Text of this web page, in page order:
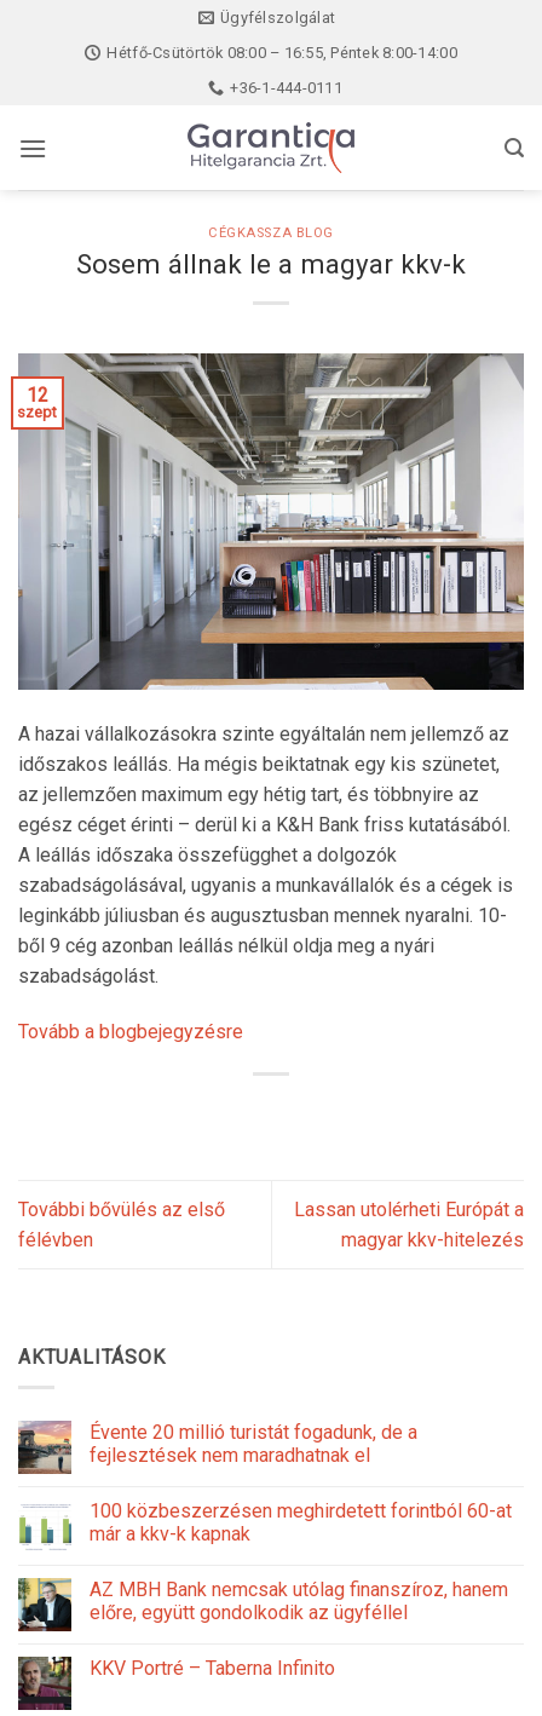
Ügyfélszolgálat
Hétfő-Csütörtök 08:00 – 16:55, Péntek 8:00-14:00
+36-1-444-0111
CÉGKASSZA BLOG
Sosem állnak le a magyar kkv-k
12
szept
A hazai vállalkozásokra szinte egyáltalán nem jellemző az
időszakos leállás. Ha mégis beiktatnak egy kis szünetet,
az jellemzően maximum egy hétig tart, és többnyire az
egész céget érinti – derül ki a K&H Bank friss kutatásából.
A leállás időszaka összefügghet a dolgozók
szabadságolásával, ugyanis a munkavállalók és a cégek is
leginkább júliusban és augusztusban mennek nyaralni. 10-
ből 9 cég azonban leállás nélkül oldja meg a nyári
szabadságolást.
Tovább a blogbejegyzésre
További bővülés az első
félévben
Lassan utolérheti Európát a
magyar kkv-hitelezés
AKTUALITÁSOK
Évente 20 millió turistát fogadunk, de a
fejlesztések nem maradhatnak el
100 közbeszerzésen meghirdetett forintból 60-at
már a kkv-k kapnak
AZ MBH Bank nemcsak utólag finanszíroz, hanem
előre, együtt gondolkodik az ügyféllel
KKV Portré – Taberna Infinito